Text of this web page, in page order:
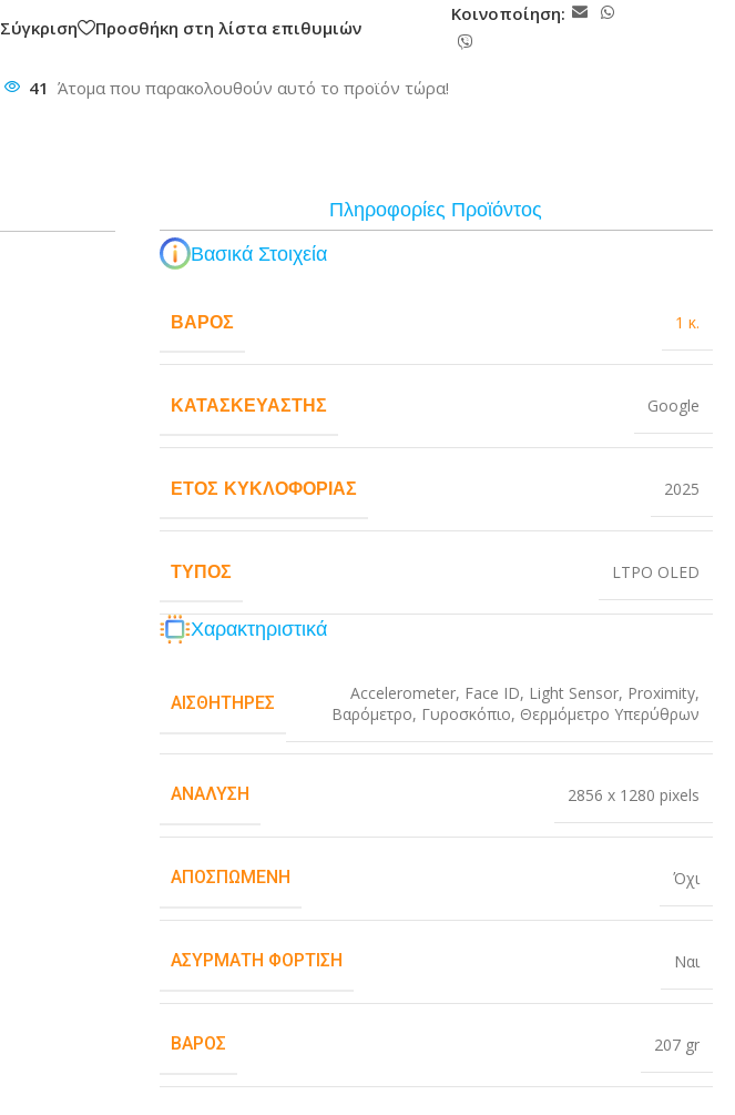
Σύγκριση
Προσθήκη στη λίστα επιθυμιών
Κοινοποίηση:
41 Άτομα που παρακολουθούν αυτό το προϊόν τώρα!
Πληροφορίες Προϊόντος
Βασικά Στοιχεία
ΒΆΡΟΣ 1 κ.
ΚΑΤΑΣΚΕΥΑΣΤΉΣ Google
ΈΤΟΣ ΚΥΚΛΟΦΟΡΊΑΣ 2025
ΤΎΠΟΣ LTPO OLED
Χαρακτηριστικά
ΑΙΣΘΗΤΉΡΕΣ Accelerometer, Face ID, Light Sensor, Proximity,
Βαρόμετρο, Γυροσκόπιο, Θερμόμετρο Υπερύθρων
ΑΝΆΛΥΣΗ 2856 x 1280 pixels
ΑΠΟΣΠΏΜΕΝΗ Όχι
ΑΣΎΡΜΑΤΗ ΦΌΡΤΙΣΗ Ναι
ΒΆΡΟΣ 207 gr